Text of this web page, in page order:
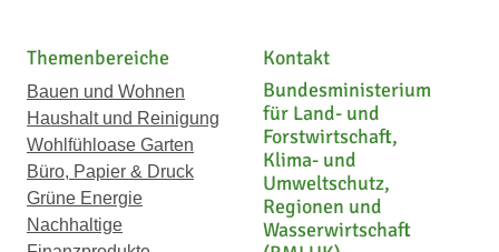
Themenbereiche
Bauen und Wohnen
Haushalt und Reinigung
Wohlfühloase Garten
Büro, Papier & Druck
Grüne Energie
Nachhaltige
Kontakt
Bundesministerium
für Land- und
Forstwirtschaft,
Klima- und
Umweltschutz,
Regionen und
Wasserwirtschaft